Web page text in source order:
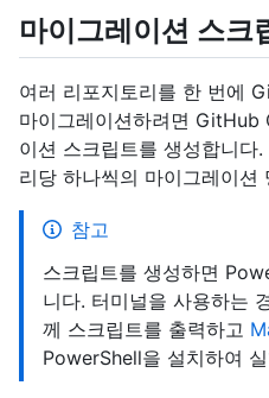
마이그레이션 스크
여러 리포지토리를 한 번에
마이그레이션하려면 GitHub
이션 스크립트를 생성합니다
리당 하나씩의 마이그레이션
참고
스크립트를 생성하면
니다. 터미널을 사용하는
께 스크립트를 출력하고
PowerShell을 설치하여